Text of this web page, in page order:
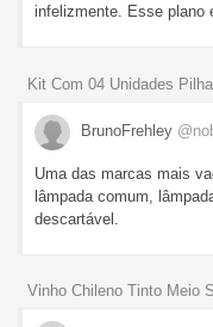
infelizmente. Esse plano
Kit Com 04 Unidades
BrunoFrehley
Uma das marcas mais
lâmpada comum,
descartável.
Vinho Chileno Tinto Meio